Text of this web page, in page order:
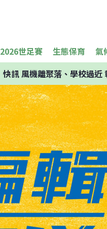
2026世足賽 生態保育 氣
快訊風機離聚落、學校過近